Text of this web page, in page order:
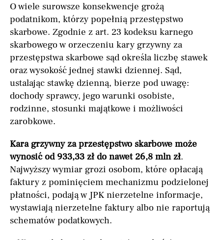
O wiele surowsze konsekwencje grożą
podatnikom, którzy popełnią przestępstwo
skarbowe. Zgodnie z art. 23 kodeksu karnego
skarbowego w orzeczeniu kary grzywny za
przestępstwa skarbowe sąd określa liczbę stawek
oraz wysokość jednej stawki dziennej. Sąd,
ustalając stawkę dzienną, bierze pod uwagę:
dochody sprawcy, jego warunki osobiste,
rodzinne, stosunki majątkowe i możliwości
zarobkowe.
Kara grzywny za przestępstwo skarbowe może
wynosić od 933,33 zł do nawet 26,8 mln zł.
Najwyższy wymiar grozi osobom, które opłacają
faktury z pominięciem mechanizmu podzielonej
płatności, podają w JPK nierzetelne informacje,
wystawiają nierzetelne faktury albo nie raportują
schematów podatkowych.